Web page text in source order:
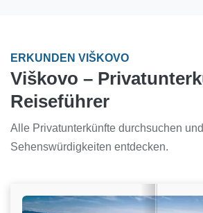
ERKUNDEN VIŠKOVO
Viškovo –
Reiseführer
Alle Privatunterkünfte durchsuchen
Sehenswürdigkeiten entdecken.